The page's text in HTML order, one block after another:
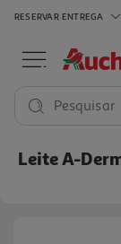
RESERVAR ENTREGA
Pesquisar
Leite A-